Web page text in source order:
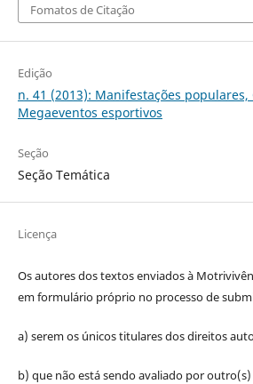
Fomatos de Citação
Edição
n. 41 (2013): Manifestações populares,
Megaeventos esportivos
Seção
Seção Temática
Licença
Os autores dos textos enviados à
em formulário próprio no processo de
a) serem os únicos titulares dos direitos
b) que não está sendo avaliado por